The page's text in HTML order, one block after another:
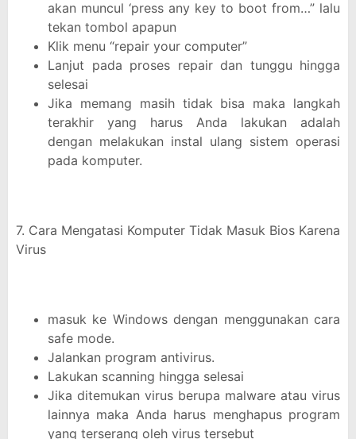
akan muncul ‘press any key to boot from…” lalu
tekan tombol apapun
Klik menu “repair your computer”
Lanjut pada proses repair dan tunggu hingga
selesai
Jika memang masih tidak bisa maka langkah
terakhir yang harus Anda lakukan adalah
dengan melakukan instal ulang sistem operasi
pada komputer.
7. Cara Mengatasi Komputer Tidak Masuk Bios Karena
Virus
masuk ke Windows dengan menggunakan cara
safe mode.
Jalankan program antivirus.
Lakukan scanning hingga selesai
Jika ditemukan virus berupa malware atau virus
lainnya maka Anda harus menghapus program
yang terserang oleh virus tersebut